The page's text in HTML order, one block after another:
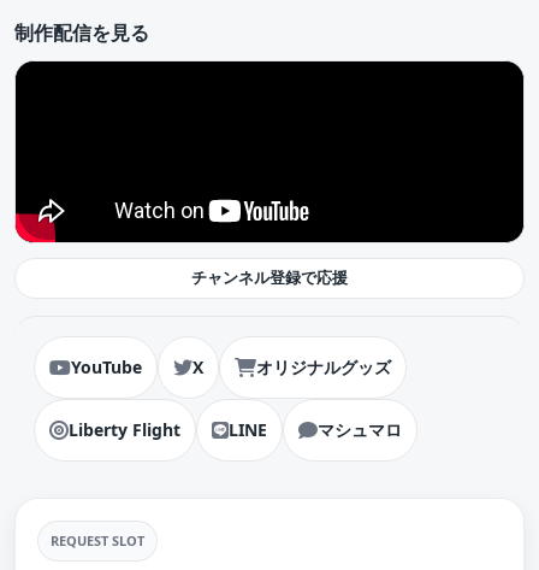
制作配信を見る
チャンネル登録で応援
YouTube X オリジナルグッズ
Liberty Flight LINE マシュマロ
REQUEST SLOT